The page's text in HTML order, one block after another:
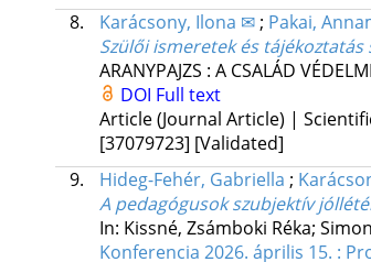
8.
Karácsony, Ilona ✉; Pakai,
Szülői ismeretek és
ARANYPAJZS : A CSALÁD
DOI Full text
Article (Journal Article) |
[37079723] [Validated]
9.
Hideg-Fehér, Gabriella ;
A pedagógusok szubjektív
In: Kissné, Zsámboki Réka;
Konferencia 2026. április 15. :